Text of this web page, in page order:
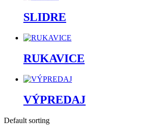
SLIDRE
RUKAVICE
VÝPREDAJ
Default sorting